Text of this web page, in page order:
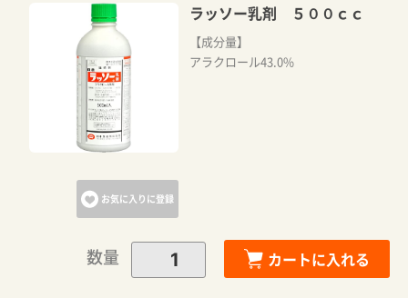
お気に入りに登録
ラッソー乳剤 ５００ｃｃ
【成分量】
アラクロール43.0%
数量 カートに入れる